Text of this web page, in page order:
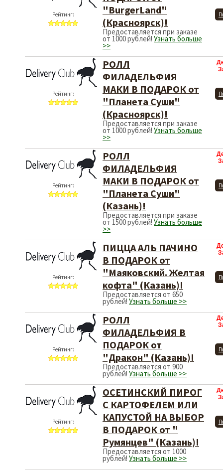
Рейтинг:
"BurgerLand"
(Красноярск)!
Предоставляется при заказе
от 1000 рублей! Узнать больше
>>
Рейтинг:
РОЛЛ
ФИЛАДЕЛЬФИЯ
МАКИ В ПОДАРОК от
"Планета Суши"
(Красноярск)!
Предоставляется при заказе
от 1000 рублей! Узнать больше
>>
Рейтинг:
РОЛЛ
ФИЛАДЕЛЬФИЯ
МАКИ В ПОДАРОК от
"Планета Суши"
(Казань)!
Предоставляется при заказе
от 1500 рублей! Узнать больше
>>
Рейтинг:
ПИЦЦА АЛЬ ПАЧИНО
В ПОДАРОК от
"Маяковский. Желтая
кофта" (Казань)!
Предоставляется от 650
рублей! Узнать больше >>
Рейтинг:
РОЛЛ
ФИЛАДЕЛЬФИЯ В
ПОДАРОК от
"Дракон" (Казань)!
Предоставляется от 900
рублей! Узнать больше >>
Рейтинг:
ОСЕТИНСКИЙ ПИРОГ
С КАРТОФЕЛЕМ ИЛИ
КАПУСТОЙ НА ВЫБОР
В ПОДАРОК от "
Румянцев" (Казань)!
Предоставляется от 1000
рублей! Узнать больше >>